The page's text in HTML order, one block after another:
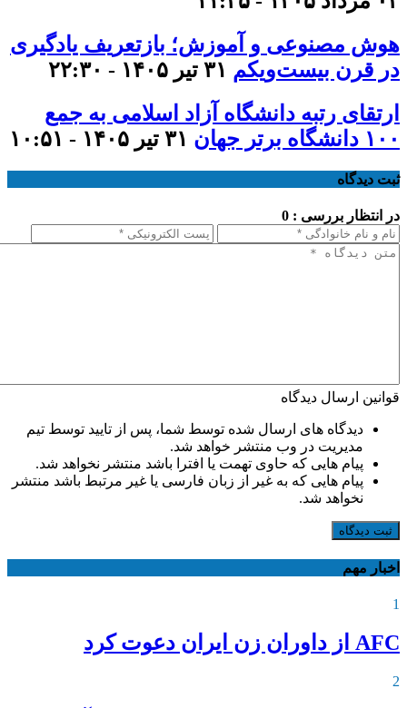
هوش مصنوعی و آموزش؛ بازتعریف یادگیری
در قرن بیست‌ویکم ۳۱ تیر ۱۴۰۵ - ۲۲:۳۰
ارتقای رتبه دانشگاه آزاد اسلامی به جمع
۱۰۰ دانشگاه برتر جهان
۳۱ تیر ۱۴۰۵ - ۱۰:۵۱
ثبت دیدگاه
در انتظار بررسی : 0
قوانین ارسال دیدگاه
دیدگاه های ارسال شده توسط شما، پس از تایید توسط تیم
مدیریت در وب منتشر خواهد شد.
پیام هایی که حاوی تهمت یا افترا باشد منتشر نخواهد شد.
پیام هایی که به غیر از زبان فارسی یا غیر مرتبط باشد منتشر
نخواهد شد.
ثبت دیدگاه
اخبار مهم
1
AFC از داوران زن ایران دعوت کرد
2